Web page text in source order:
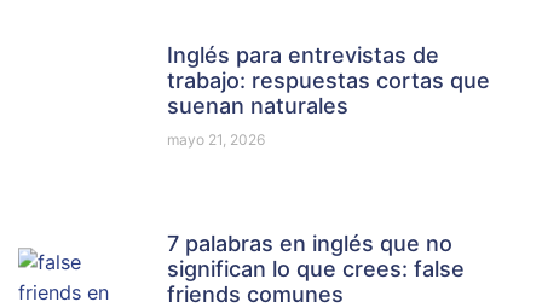
Inglés para entrevistas de
trabajo: respuestas cortas que
suenan naturales
mayo 21, 2026
7 palabras en inglés que no
significan lo que crees: false
friends comunes